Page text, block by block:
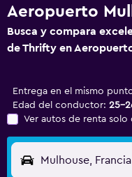
Aeropuerto
Busca y compara
de Thrifty en
Entrega en el mismo
Edad del conductor: 25-
Ver autos de renta solo
Mulhouse,